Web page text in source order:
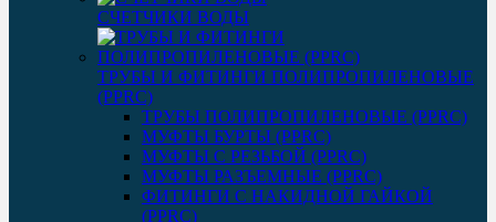
СЧЕТЧИКИ ВОДЫ
ТРУБЫ И ФИТИНГИ ПОЛИПРОПИЛЕНОВЫЕ
(PPRC)
ТРУБЫ ПОЛИПРОПИЛЕНОВЫЕ (PPRC)
МУФТЫ БУРТЫ (PPRC)
МУФТЫ C РЕЗЬБОЙ (PPRC)
МУФТЫ РАЗЪЕМНЫЕ (PPRC)
ФИТИНГИ С НАКИДНОЙ ГАЙКОЙ
(PPRC)